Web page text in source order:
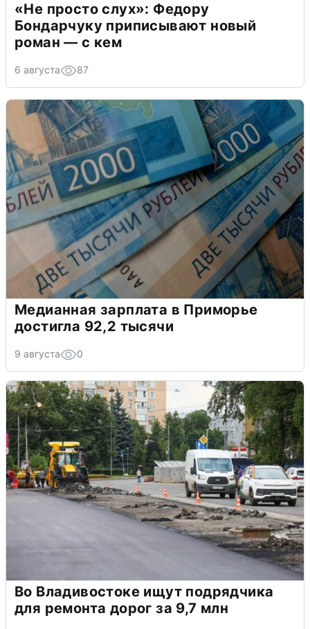
«Не просто слух»: Федору
Бондарчуку приписывают новый
роман — с кем
6 августа 87
Медианная зарплата в Приморье
достигла 92,2 тысячи
9 августа 0
Во Владивостоке ищут подрядчика
для ремонта дорог за 9,7 млн